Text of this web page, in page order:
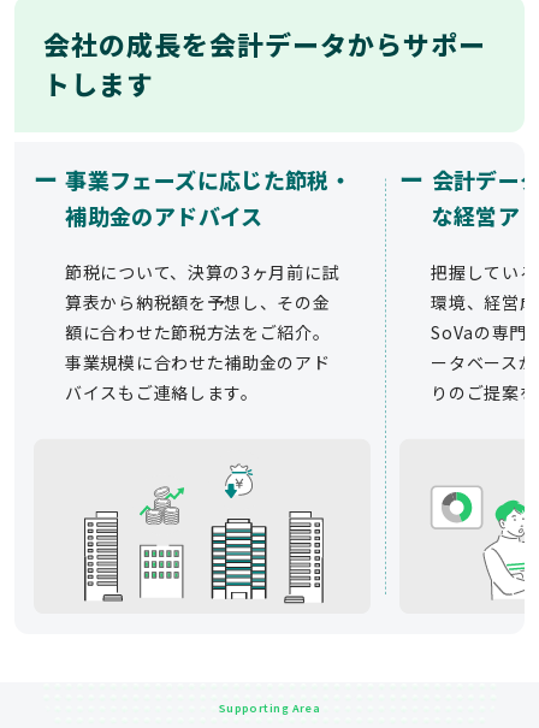
会社の成長を会計データからサポー
トします
ー 事業フェーズに応じた節税・
補助金のアドバイス
節税について、決算の3ヶ月前に試
算表から納税額を予想し、その金
額に合わせた節税方法をご紹介。
事業規模に合わせた補助金のアド
バイスもご連絡します。
ー 会計デー
な経営ア
把握してい
環境、経営
SoVaの専門
ータベース
りのご提案
Supporting Area